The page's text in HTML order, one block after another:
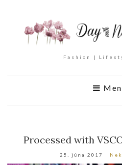
Fashion |
Processed with
25. júna 2017